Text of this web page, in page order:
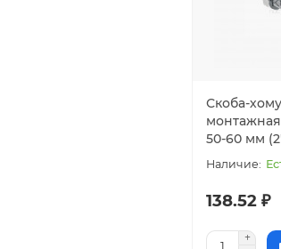
Скоба-
50-60 мм
138.52 ₽